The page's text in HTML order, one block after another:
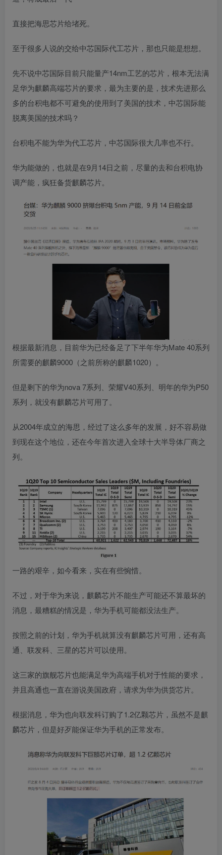
直接把海思芯片给堵死。
至于很多人说的交给中芯国际代工芯片，那也只能是想想。
先不说中芯国际目前只能量产14nm工艺的芯片，根本无法满
足华为麒麟高端芯片的要求，最为主要的是，技术先进那么
多的台积电都不可避免的使用到了美国的技术，中芯国际能
脱离美国的技术吗？
台积电不能为华为代工芯片，中芯国际很大几率也不行。
华为能做的，也就是在9月14日之前，尽量的去和台积电协
调产能， 疯狂备货麒麟芯片。
根据最新消息，目前华为已经备足了下半年华为Mate 40系列
所需要的麒麟9000（之前所称的麒麟1020）。
但是剩下的华为nova 7系列、荣耀V40系列、明年的华为P50
系列，就没有麒麟芯片可用了。
从2004年成立的海思，经过了这么多年的发展，好不容易做
到现在这个地位，还在今年首次进入全球十大半导体厂商之
列。
一路的艰辛，如今看来，实在有些惋惜。
不过，对于华为来说，麒麟芯片不能生产可能还不算最坏的
消息， 最糟糕的情况是，华为手机可能都没法生产。
按照之前的计划，华为手机就算没有麒麟芯片可用，还有高
通、联发科、三星的芯片可以使用。
这三家的旗舰芯片也能满足华为高端手机对于性能的要求，
并且高通也一直在游说美国政府，请求为华为供货芯片。
根据消息，华为也向联发科订购了1.2亿颗芯片，虽然不是麒
麟芯片，但是好歹能保证华为手机的正常发布。